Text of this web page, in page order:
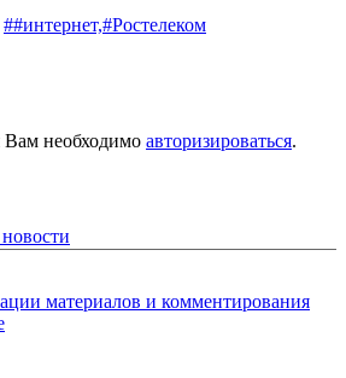
##интернет,#Ростелеком
Вам необходимо авторизироваться.
материалов и комментирования